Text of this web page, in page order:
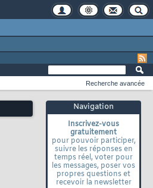
Navigation
Inscrivez-vous
gratuitement
pour pouvoir participer,
suivre les réponses en
temps réel, voter pour
les messages, poser vos
propres questions et
recevoir la newsletter
Recherche avancée